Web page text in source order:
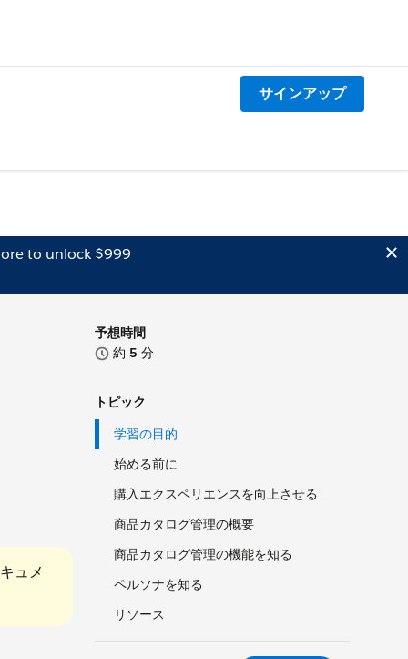
サインアップ
to unlock $999
予想時間
約 5 分
トピック
学習の目的
始める前に
購入エクスペリエンスを向上させる
商品カタログ管理の概要
商品カタログ管理の機能を知る
ペルソナを知る
リソース
ュメ